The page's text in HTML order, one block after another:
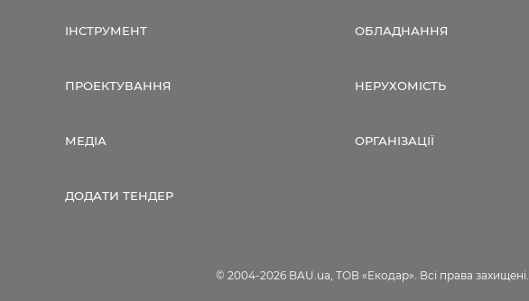
ІНСТРУМЕНТ ОБЛАДНАННЯ
ПРОЕКТУВАННЯ НЕРУХОМІСТЬ
МЕДІА ОРГАНІЗАЦІЇ
ДОДАТИ ТЕНДЕР
© 2004-2026 BAU.ua, ТОВ «Екодар». Всі права захищені.